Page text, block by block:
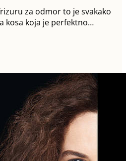
za odmor to je svakako
kosa koja je perfektno…